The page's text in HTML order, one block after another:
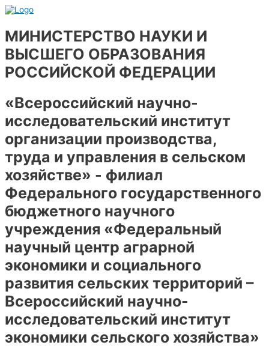
Перейти
содержимому
МИНИСТЕРСТВО НАУКИ И
ВЫСШЕГО ОБРАЗОВАНИЯ
РОССИЙСКОЙ ФЕДЕРАЦИИ
«Всероссийский научно-
исследовательский институт
организации производства,
труда и управления в сельском
хозяйстве» - филиал
Федерального государственного
бюджетного научного
учреждения «Федеральный
научный центр аграрной
экономики и социального
развития сельских территорий –
Всероссийский научно-
исследовательский институт
экономики сельского хозяйства»